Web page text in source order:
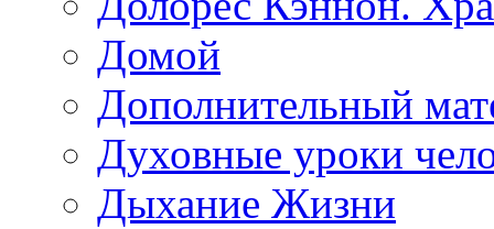
Домой
Дополнительный
Духовные уроки
Дыхание Жизни